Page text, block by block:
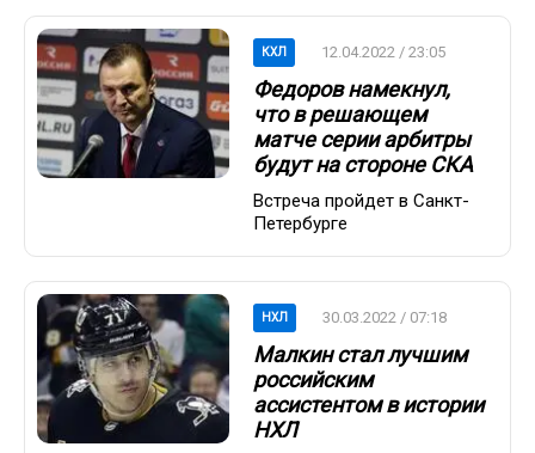
КХЛ 12.04.2022 / 23:05
Федоров намекнул,
что в решающем
матче серии арбитры
будут на стороне СКА
Встреча пройдет в Санкт-
Петербурге
НХЛ 30.03.2022 / 07:18
Малкин стал лучшим
российским
ассистентом в истории
НХЛ